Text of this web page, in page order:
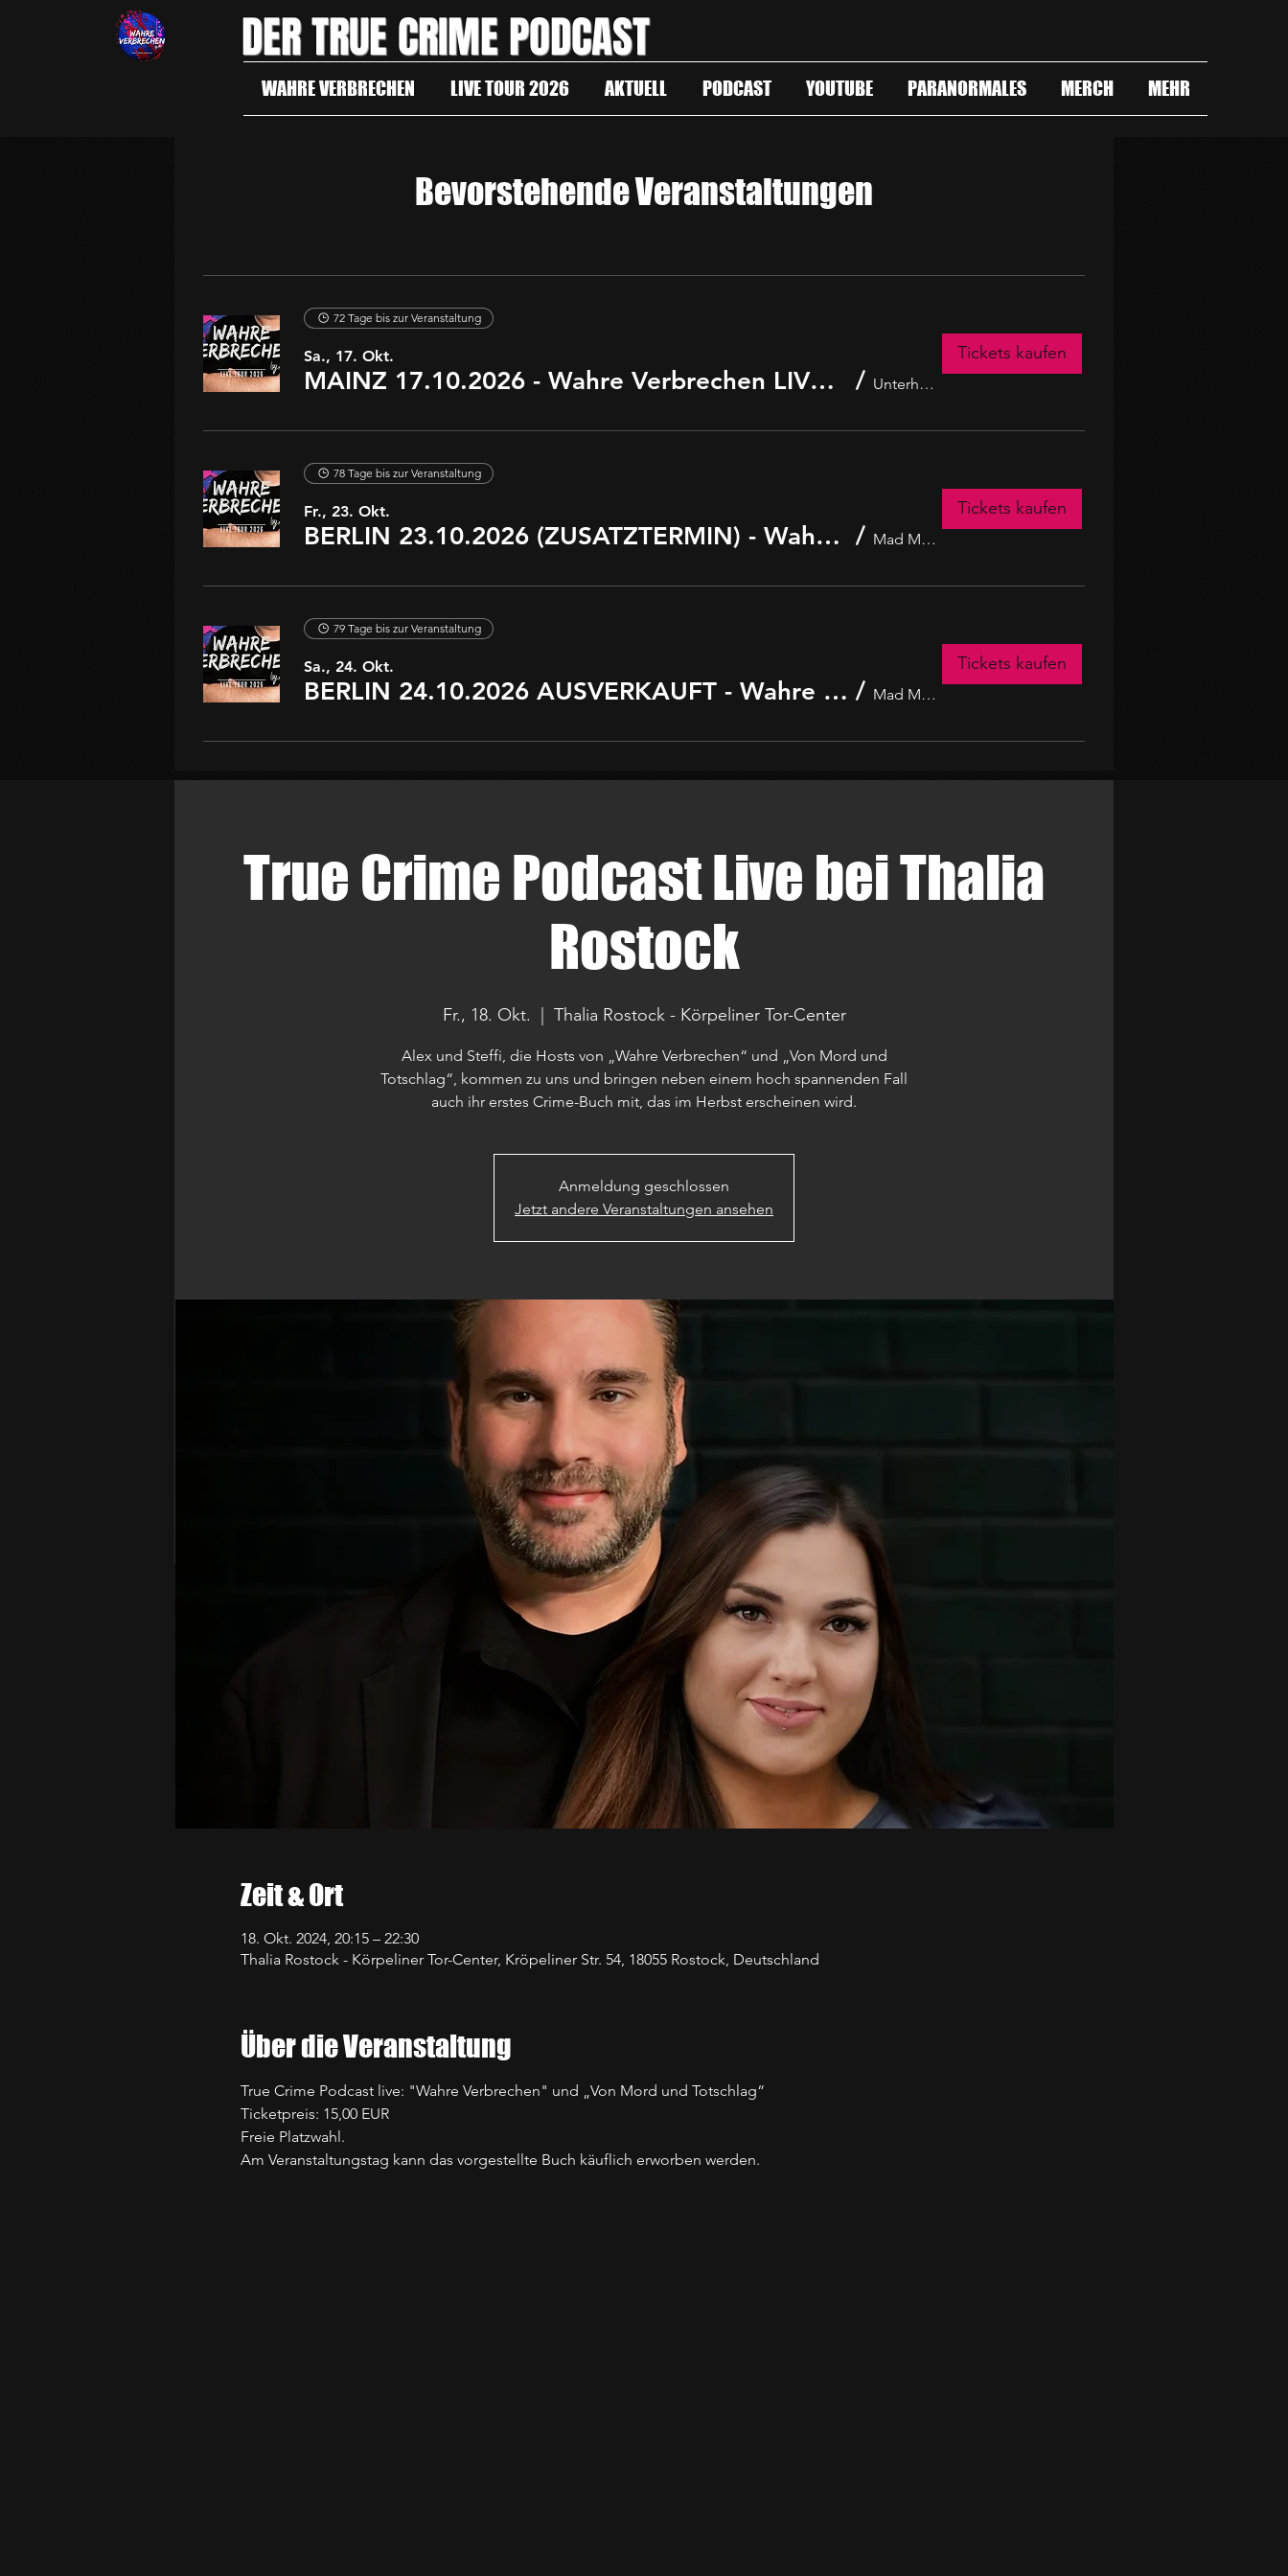
DER TRUE CRIME PODCAST
WAHRE VERBRECHEN LIVE TOUR 2026 AKTUELL PODCAST YOUTUBE PARANORMALES MERCH MEHR
Bevorstehende Veranstaltungen
72 Tage bis zur Veranstaltung
Sa., 17. Okt.
MAINZ 17.10.2026 - Wahre Verbrechen LIVE TOUR 2026 / Unterhaus Theater
Tickets kaufen
78 Tage bis zur Veranstaltung
Fr., 23. Okt.
BERLIN 23.10.2026 (ZUSATZTERMIN) - Wahre Verbrechen LIVE TOUR 2026 / Mad Monkey Club
Tickets kaufen
79 Tage bis zur Veranstaltung
Sa., 24. Okt.
BERLIN 24.10.2026 AUSVERKAUFT - Wahre Verbrechen LIVE TOUR 2026 / Mad Monkey Club
Tickets kaufen
True Crime Podcast Live bei Thalia
Rostock
Fr., 18. Okt. Thalia Rostock - Körpeliner Tor-Center
Alex und Steffi, die Hosts von „Wahre Verbrechen“ und „Von Mord und
Totschlag“, kommen zu uns und bringen neben einem hoch spannenden Fall
auch ihr erstes Crime-Buch mit, das im Herbst erscheinen wird.
Anmeldung geschlossen
Jetzt andere Veranstaltungen ansehen
Zeit & Ort
18. Okt. 2024, 20:15 – 22:30
Thalia Rostock - Körpeliner Tor-Center, Kröpeliner Str. 54, 18055 Rostock, Deutschland
Über die Veranstaltung
True Crime Podcast live: "Wahre Verbrechen" und „Von Mord und Totschlag“
Ticketpreis: 15,00 EUR
Freie Platzwahl.
Am Veranstaltungstag kann das vorgestellte Buch käuflich erworben werden.